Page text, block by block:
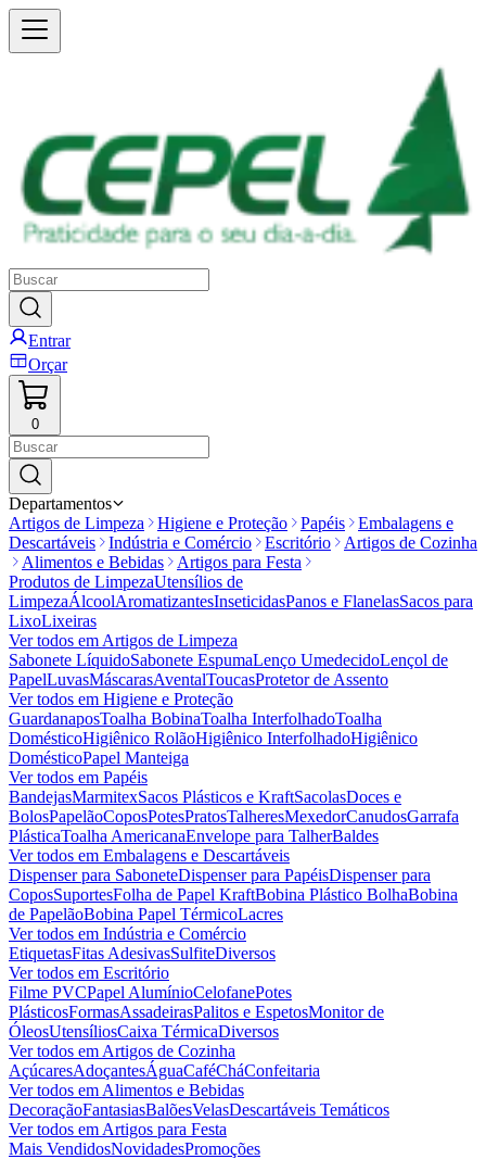
Entrar
Orçar
0
Departamentos
Artigos de Limpeza
Higiene e Proteção Papéis
Embalagens e
Descartáveis
Indústria e Comércio Escritório
Artigos de Cozinha
Alimentos e Bebidas
Artigos para Festa
Produtos de LimpezaUtensílios de
LimpezaÁlcoolAromatizantesInseticidasPanos e FlanelasSacos para
LixoLixeiras
Ver todos em Artigos de Limpeza
Sabonete LíquidoSabonete EspumaLenço UmedecidoLençol de
PapelLuvasMáscarasAventalToucasProtetor de Assento
Ver todos em Higiene e Proteção
GuardanaposToalha BobinaToalha InterfolhadoToalha
DomésticoHigiênico RolãoHigiênico InterfolhadoHigiênico
DomésticoPapel Manteiga
Ver todos em Papéis
BandejasMarmitexSacos Plásticos e KraftSacolasDoces e
BolosPapelãoCoposPotesPratosTalheresMexedorCanudosGarrafa
PlásticaToalha AmericanaEnvelope para TalherBaldes
Ver todos em Embalagens e Descartáveis
Dispenser para SaboneteDispenser para PapéisDispenser para
CoposSuportesFolha de Papel KraftBobina Plástico BolhaBobina
de PapelãoBobina Papel TérmicoLacres
Ver todos em Indústria e Comércio
EtiquetasFitas AdesivasSulfiteDiversos
Ver todos em Escritório
Filme PVCPapel AlumínioCelofanePotes
PlásticosFormasAssadeirasPalitos e EspetosMonitor de
ÓleosUtensíliosCaixa TérmicaDiversos
Ver todos em Artigos de Cozinha
AçúcaresAdoçantesÁguaCaféCháConfeitaria
Ver todos em Alimentos e Bebidas
DecoraçãoFantasiasBalõesVelasDescartáveis Temáticos
Ver todos em Artigos para Festa
Mais VendidosNovidadesPromoções